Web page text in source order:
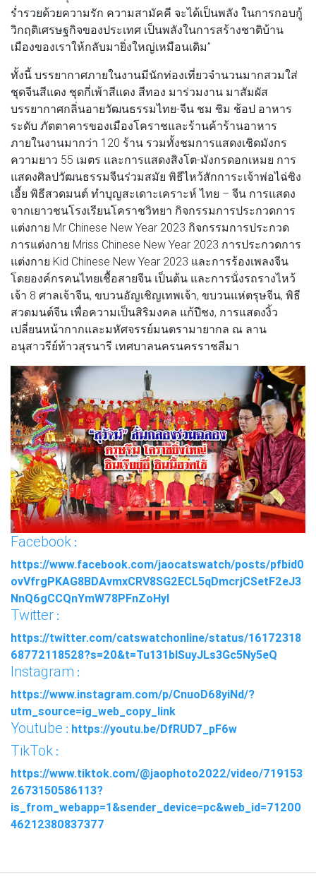
ร่ำรวยด้วยความรัก ความสามัคคี จะได้เป็นพลัง ในการกอบกู้
วิกฤติเศรษฐกิจของประเทศ เป็นพลังในการสร้างชาติบ้าน
เมืองของเราให้กลับมายิ่งใหญ่เหมือนเดิม”
ทั้งนี้ บรรยากาศภายในงานมีนักท่องเที่ยวจำนวนมากสวมใส่
ชุดจีนสีแดง ชุดกี่เพ้าสีแดง สีทอง มาร่วมงาน มาสัมผัส
บรรยากาศกลิ่นอายวัฒนธรรมไทย-จีน ชม ชิม ช้อป อาหาร
ระดับ ภัตตาคารของเมืองโคราชและร้านค้าร้านอาหาร
ภายในงานมากว่า 120 ร้าน รวมทั้งชมการแสดงเชิดมังกร
ความยาว 55 เมตร และการแสดงสิงโต-มังกรดอกเหมย การ
แสดงศิลปวัฒนธรรมจีนร่วมสมัย พิธีไหว้สักการะเจ้าพ่อไฉ่ซิง
เอี้ย พิธีสวดมนต์ ทำบุญสะเดาะเคราะห์ ไทย – จีน การแสดง
จากเยาวชนโรงเรียนโคราชวิทยา กิจกรรมการประกวดการ
แต่งกาย Mr Chinese New Year 2023 กิจกรรมการประกวด
การแต่งกาย Mriss Chinese New Year 2023 การประกวดการ
แต่งกาย Kid Chinese New Year 2023 และการร้องเพลงจีน
โดยองค์กรคนไทยเชื้อสายจีน เป็นต้น และการนั่งรถรางไหว้
เจ้า 8 ศาลเจ้าจีน, ขบวนอัญเชิญเทพเจ้า, ขบวนแห่ตรุษจีน, พิธี
สวดมนต์จีน เพื่อความเป็นสิริมงคล แก้ปีชง, การแสดงงิ้ว
เปลี่ยนหน้ากากและมหัศจรรย์มนตรามายากล ณ ลาน
อนุสาวรีย์ท้าวสุรนารี เทศบาลนครนครราชสีมา
Facebook :
https://www.facebook.com/jaocatswatch/posts/pfbid0
ovVfrgPKAG8BDAvmxCRV8SG2ECL5qDmcrjCSetF2eJ3
NnQ6gCCQnYmW78PFnZoHyl
Twitter :
https://twitter.com/catswatchonline/status/16172318
68772118528?s=20&t=Tu131blSuyJLs3Gc5Ny5eQ
Instagram :
https://www.instagram.com/p/CnuoD68yiNd/?
utm_source=ig_web_copy_link
Youtube : https://youtu.be/DfRUD7_pF6w
TikTok :
https://www.tiktok.com/@jaophoto2022/video/719153
2673150586113?
is_from_webapp=1&sender_device=pc&web_id=71200
46212380837377